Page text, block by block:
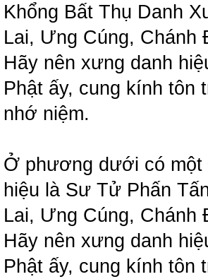
Khổng Bất Thụ Danh
Lai, Ưng Cúng, Chánh
Hãy nên xưng danh
Phật ấy, cung kính tôn
nhớ niệm.
Ở phương dưới có
hiệu là Sư Tử Phấn
Lai, Ưng Cúng, Chánh
Hãy nên xưng danh
Phật ấy, cung kính tôn